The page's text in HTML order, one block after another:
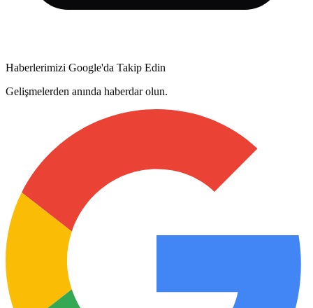
Haberlerimizi Google'da Takip Edin
Gelişmelerden anında haberdar olun.